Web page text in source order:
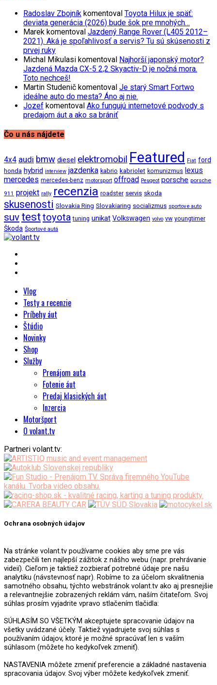
Radoslav Zbojník komentoval Toyota Hilux je späť:
deviata generácia (2026) bude šok pre mnohých…
Marek komentoval Jazdený Range Rover (L405 2012–
2021). Aká je spoľahlivosť a servis? Tu sú skúsenosti z
prvej ruky
Michal Mikulasi komentoval Najhorší japonský motor?
Jazdená Mazda CX-5 2,2 Skyactiv-D je nočná mora.
Toto nechceš!
Martin Studenič komentoval Je starý Smart Fortwo
ideálne auto do mesta? Áno aj nie.
Jozef komentoval Ako fungujú internetové podvody s
predajom áut a ako sa brániť
Čo u nás nájdete
4x4 audi bmw diesel elektromobil Featured Fiat ford
honda hybrid interview jazdenka kabrio kabriolet komunizmus lexus
mercedes mercedes-benz motorsport offroad Peugeot porsche porsche
911 projekt rally recenzia roadster servis skoda
skusenosti Slovakia Ring Slovakiaring socializmus sportove auto
suv testtoyota tuning unikat Volkswagen volvo vw youngtimer
Škoda Športové autá
Vlog
Testy a recenzie
Príbehy áut
Štúdio
Novinky
Shop
Služby
Prenájom auta
Fotenie áut
Predaj klasických áut
Inzercia
Motoršport
O volant.tv
Partneri volant.tv:
Ochrana osobných údajov
Na stránke volant.tv používame cookies aby sme pre vás
zabezpečili ten najlepší zážitok z nášho webu (napr. prehrávanie
videií). Cieľom je taktiež zozbierať potrebné údaje pre našu
analytiku (návstevnosť napr). Robíme to za účelom skvalitnenia
samotného obsahu, týchto webstránok volant.tv ako aj presnejšie
a relevantnejšie zobrazených reklám vám, naším čitateľom. Svoj
súhlas prosím vyjadrite vpravo stlačením tlačidla:
SÚHLASÍM SO VŠETKÝM akceptujete spracovanie údajov na
všetky uvádzané účely. Taktiež vyjadrujete svoj súhlas s
používaním údajov, ktoré je možné spracúvať len s vaším
súhlasom (môžete ho kedykoľvek zmeniť).
NASTAVENIA môžete zmeniť preferencie a základné nastavenia
spracovania údajov. Svoj výber môžete kedykoľvek zmeniť.